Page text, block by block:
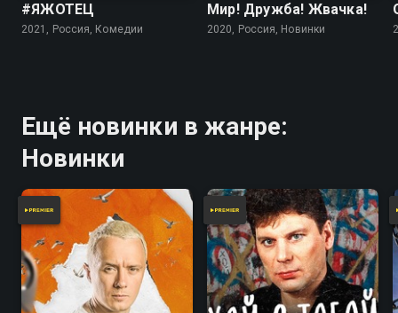
#ЯЖОТЕЦ
2021, Россия, Комедии
Мир! Дружба! Жвачка!
2020, Россия, Новинки
Ещё новинки в жанре:
Новинки